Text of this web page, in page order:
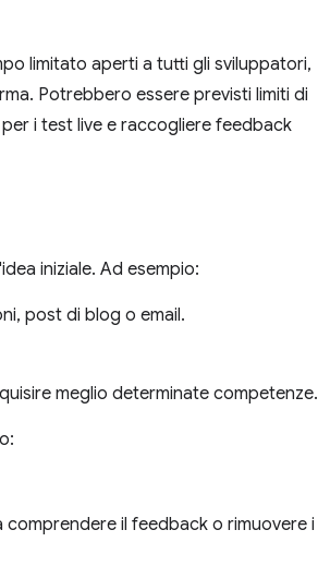
limitato aperti a tutti gli sviluppatori,
Potrebbero essere previsti limiti di
i test live e raccogliere feedback
iniziale. Ad esempio:
post di blog o email.
meglio determinate competenze.
il feedback o rimuovere i